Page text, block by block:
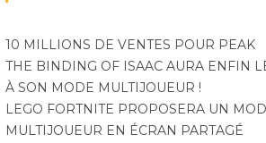
10 MILLIONS DE VENTES POUR PEAK
THE BINDING OF ISAAC AURA ENFIN
À SON MODE MULTIJOUEUR !
LEGO FORTNITE PROPOSERA UN
MULTIJOUEUR EN ÉCRAN PARTAGÉ